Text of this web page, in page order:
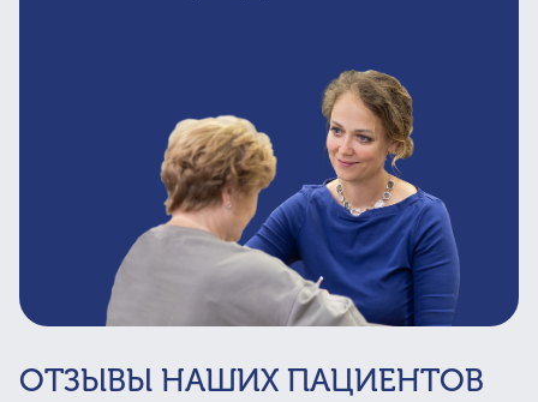
ОТЗЫВЫ НАШИХ ПАЦИЕНТОВ